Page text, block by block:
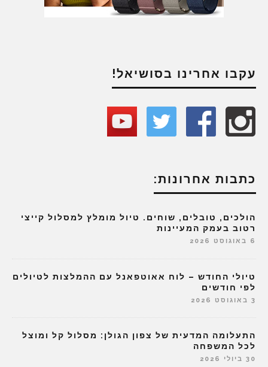
עקבו אחרינו בסושיאל!
כתבות אחרונות:
הולכים, טובלים, שוחים. טיול מומלץ למסלול קייצי
רטוב בעמק המעיינות
6 באוגוסט 2026
טיולי החודש – לוח אאוטפאנל עם ההמלצות לטיולים
לפי חודשים
3 באוגוסט 2026
התעלומה המדעית של צפון הגולן: מסלול קל ומוצל
לכל המשפחה
30 ביולי 2026